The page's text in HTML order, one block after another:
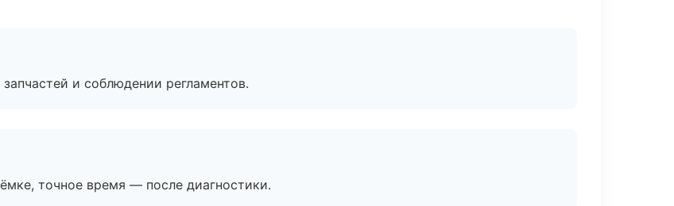
и соблюдении регламентов.
точное время — после диагностики.